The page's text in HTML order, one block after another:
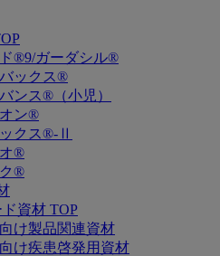
®9/ガーダシル®
ックス®
ンス®（小児）
ン®
クス®-Ⅱ
®
®
資材 TOP
け製品関連資材
け疾患啓発用資材